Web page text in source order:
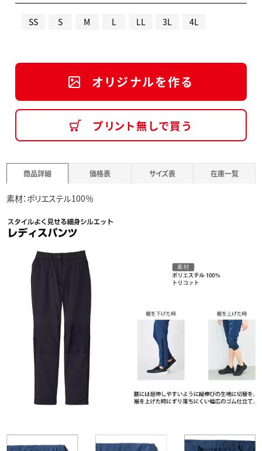
SS S M L LL 3L 4L
オリジナルを作る
プリント無しで買う
商品詳細 価格表 サイズ表 在庫一覧
素材：ポリエステル100％